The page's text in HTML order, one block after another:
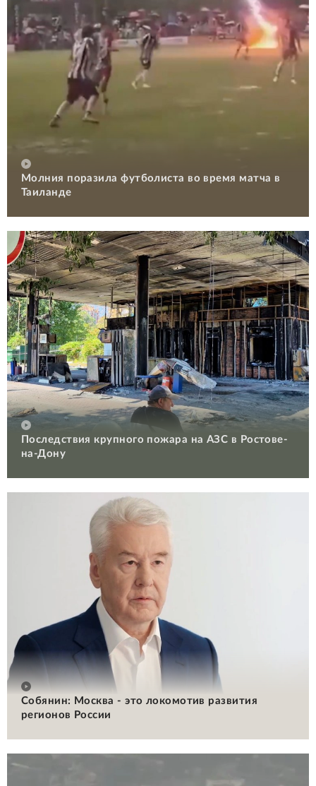
Молния поразила футболиста во время матча в
Таиланде
Последствия крупного пожара на АЗС в Ростове-
на-Дону
Собянин: Москва - это локомотив развития
регионов России